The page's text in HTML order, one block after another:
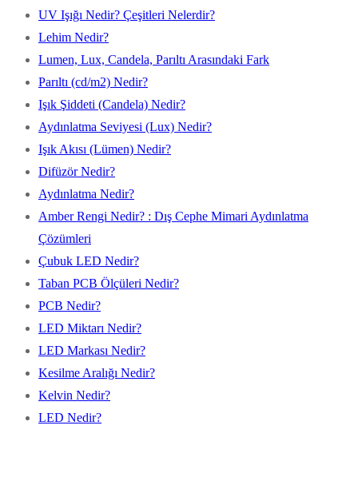
UV Işığı Nedir? Çeşitleri Nelerdir?
Lehim Nedir?
Lumen, Lux, Candela, Parıltı Arasındaki Fark
Parıltı (cd/m2) Nedir?
Işık Şiddeti (Candela) Nedir?
Aydınlatma Seviyesi (Lux) Nedir?
Işık Akısı (Lümen) Nedir?
Difüzör Nedir?
Aydınlatma Nedir?
Amber Rengi Nedir? : Dış Cephe Mimari Aydınlatma
Çözümleri
Çubuk LED Nedir?
Taban PCB Ölçüleri Nedir?
PCB Nedir?
LED Miktarı Nedir?
LED Markası Nedir?
Kesilme Aralığı Nedir?
Kelvin Nedir?
LED Nedir?